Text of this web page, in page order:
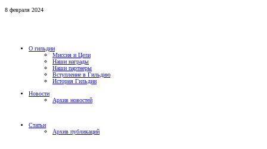
8 февраля 2024
О гильдии
Миссия и Цели
Наши награды
Наши партнеры
Вступление в Гильдию
История Гильдии
Новости
Архив новостей
Статьи
Архив публикаций